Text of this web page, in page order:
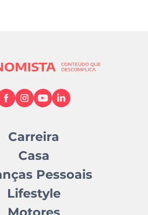
Carreira
Casa
Pessoais
Lifestyle